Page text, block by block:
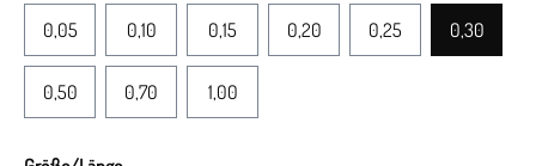
0,05 0,10 0,15 0,20 0,25 0,30
0,50 0,70 1,00